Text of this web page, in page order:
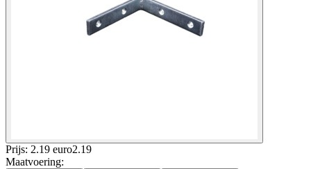
Prijs: 2.19 euro2.19
Maatvoering: